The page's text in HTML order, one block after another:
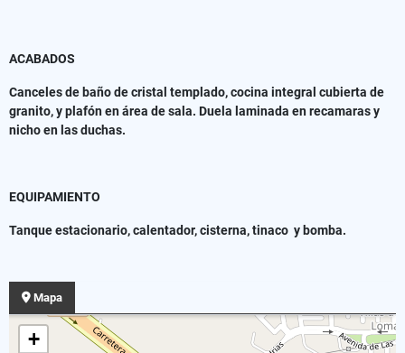
ACABADOS
Canceles de baño de cristal templado, cocina integral cubierta de
granito, y plafón en área de sala. Duela laminada en recamaras y
nicho en las duchas.
EQUIPAMIENTO
Tanque estacionario, calentador, cisterna, tinaco y bomba.
Mapa
+